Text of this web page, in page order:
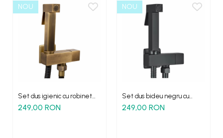
NOU
Set dus igienic cu robinet
antichizat pentru bideu
249,00 RON
NOU
Set dus bideu negru cu
robinet para si furtun
249,00 RON